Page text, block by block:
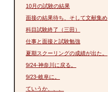
10月の試験の結果
面接の結果待ち、そして文献集め
科目試験終了（三田）
仕事と面接と試験勉強
夏期スクーリングの成績が出た。
9/24-神奈川に戻る。
9/23-岐阜に。
ていうか、、、